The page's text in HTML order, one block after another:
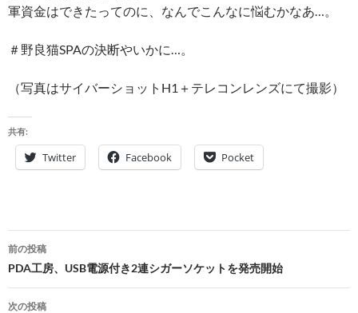
軍資金はできたってのに、なんでこんなに悩むかなあ…。
＃野良猫SPAの決断やいかに…。
（写真はサイバーショットH1＋テレコンレンズにて撮影）
共有:
Twitter Facebook Pocket
投
稿
ナ
前の投稿
PDA工房、USB電源付き2連シガーソケットを発売開始
次の投稿